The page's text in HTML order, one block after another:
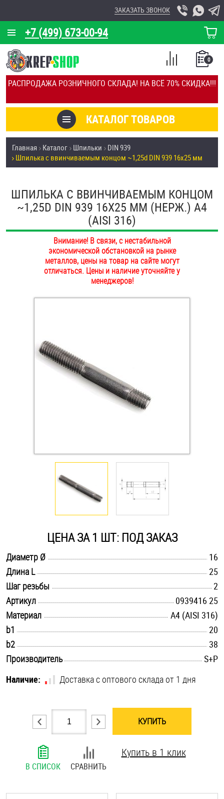
РАСПРОДАЖА РОЗНИЧНОГО СКЛАДА! НА ВСЁ 70% СКИДКА!!!
+7 (499) 673-00-94
ЗАКАЗАТЬ ЗВОНОК
КОРЗИНА
О КОМПАНИИ
КАЛЬКУЛЯТОР
ОТЗЫВЫ
УСЛУГИ
СКИДКИ
ОПТ
ПОКУПАТЕЛЯМ
ОПЛАТА И ДОСТАВКА
НАШИ МАГАЗИНЫ
КАТАЛОГ ТОВАРОВ
0
СПИСОК
СРАВНЕНИЕ
Товары со скидкой
Анкеры
Антивандальный крепёж, инструмент
Заклепки (Гайки-Заклепки)
Крюки, кольца с метрической резьбой
Оснастка и аксессуары для яхт
Стопорные кольца
Такелаж
Хомуты
Шпильки
Шплинты
Штифты и пальцы
Главная Каталог Шпильки
DIN 939
Шпилька c ввинчиваемым концом ~1,25d DIN 939 16х25 мм
ШПИЛЬКА C ВВИНЧИВАЕМЫМ КОНЦОМ
~1,25D DIN 939 16Х25 ММ (НЕРЖ.) A4
(AISI 316)
Внимание! В связи, с нестабильной
экономической обстановкой на рынке
металлов, цены на товар на сайте могут
отличаться. Цены и наличие уточняйте у
менеджеров!
ЦЕНА ЗА 1 ШТ: ПОД ЗАКАЗ
Диаметр Ø
16
Длина L
25
Шаг резьбы
2
Артикул
0939416 25
Материал
A4 (AISI 316)
b1
20
b2
38
Производитель
S+P
Наличие:
Доставка с оптового склада от 1 дня
КУПИТЬ
В СПИСОК СРАВНИТЬ
Купить в 1 клик